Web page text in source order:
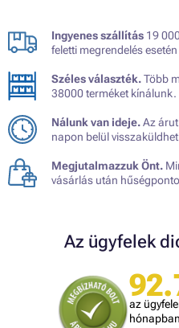
Ingyenes szállítás 19
feletti megrendelés esetén
Széles választék.Több
38000 terméket kínálunk.
Nálunk van ideje.Az
napon belül
Megjutalmazzuk Önt.
vásárlás után
Az ügyfelek
az
hónapban